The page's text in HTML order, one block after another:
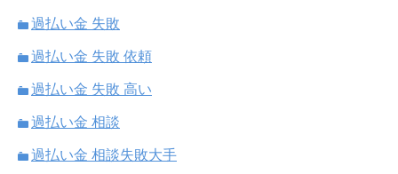
過払い金 失敗
過払い金 失敗 依頼
過払い金 失敗 高い
過払い金 相談
過払い金 相談失敗大手